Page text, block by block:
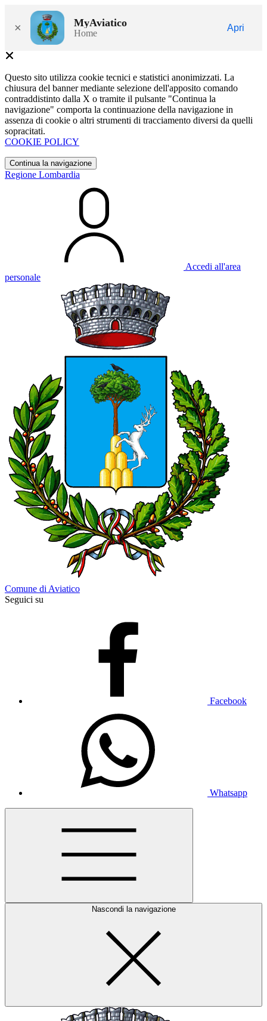
× MyAviatico
Home
Apri
Questo sito utilizza cookie tecnici e statistici anonimizzati. La
chiusura del banner mediante selezione dell'apposito comando
contraddistinto dalla X o tramite il pulsante "Continua la
navigazione" comporta la continuazione della navigazione in
assenza di cookie o altri strumenti di tracciamento diversi da quelli
sopracitati.
COOKIE POLICY
Continua la navigazione
Regione Lombardia
Accedi all'area
personale
Comune di Aviatico
Seguici su
Facebook
Whatsapp
Nascondi la navigazione